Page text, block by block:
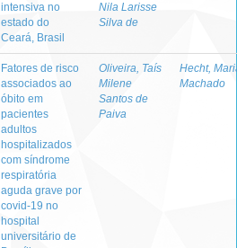
intensiva no
estado do
Ceará, Brasil
Nila Larisse
Silva de
Fatores de risco
associados ao
óbito em
pacientes
adultos
hospitalizados
com síndrome
respiratória
aguda grave por
covid-19 no
hospital
universitário de
Oliveira, Taís
Milene
Santos de
Paiva
Hecht,
Machado